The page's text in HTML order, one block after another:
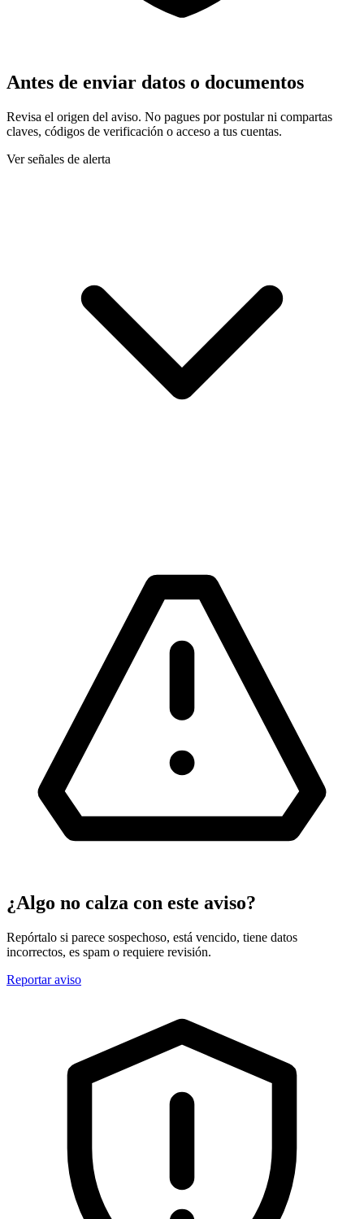
Antes de enviar datos o documentos
Revisa el origen del aviso. No pagues por postular ni compartas
claves, códigos de verificación o acceso a tus cuentas.
Ver señales de alerta
¿Algo no calza con este aviso?
Repórtalo si parece sospechoso, está vencido, tiene datos
incorrectos, es spam o requiere revisión.
Reportar aviso